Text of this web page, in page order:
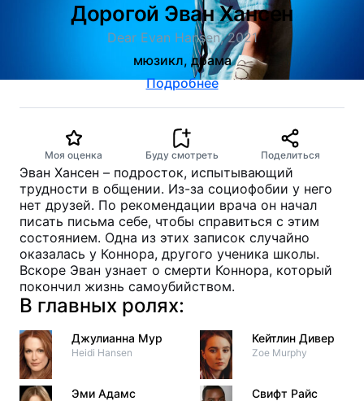
Дорогой Эван Хансен
Dear Evan Hansen, 2021
мюзикл, драма
Подробнее
Моя оценка Буду смотреть Поделиться
Эван Хансен – подросток, испытывающий
трудности в общении. Из-за социофобии у него
нет друзей. По рекомендации врача он начал
писать письма себе, чтобы справиться с этим
состоянием. Одна из этих записок случайно
оказалась у Коннора, другого ученика школы.
Вскоре Эван узнает о смерти Коннора, который
покончил жизнь самоубийством.
В главных ролях:
Джулианна Мур
Heidi Hansen
Эми Адамс
Кейтлин Дивер
Zoe Murphy
Свифт Райс